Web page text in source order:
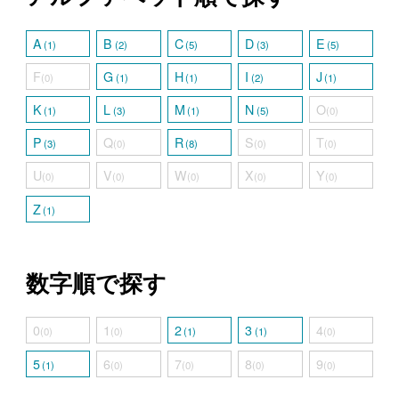
A(1) B (2) C(5) D(3) E (5)
F(0) G(1) H(1) I (2) J (1)
K(1) L(3) M (1) N(5) O(0)
P(3) Q(0) R(8) S(0) T(0)
U(0) V(0) W(0) X(0) Y(0)
Z(1)
数字順で探す
0(0) 1 (0) 2(1) 3(1) 4(0)
5(1) 6(0) 7(0) 8(0) 9(0)